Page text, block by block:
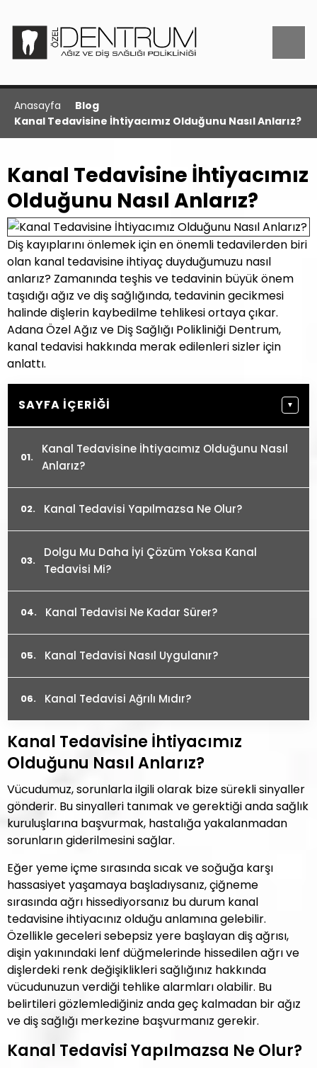
Anasayfa
Blog
Kanal Tedavisine İhtiyacımız Olduğunu Nasıl Anlarız?
Kanal Tedavisine İhtiyacımız
Olduğunu Nasıl Anlarız?
Diş kayıplarını önlemek için en önemli tedavilerden biri
olan kanal tedavisine ihtiyaç duyduğumuzu nasıl
anlarız? Zamanında teşhis ve tedavinin büyük önem
taşıdığı ağız ve diş sağlığında, tedavinin gecikmesi
halinde dişlerin kaybedilme tehlikesi ortaya çıkar.
Adana Özel Ağız ve Diş Sağlığı Polikliniği Dentrum,
kanal tedavisi hakkında merak edilenleri sizler için
anlattı.
SAYFA İÇERIĞI ▼
Kanal Tedavisine İhtiyacımız Olduğunu Nasıl
Anlarız?
Kanal Tedavisi Yapılmazsa Ne Olur?
Dolgu Mu Daha İyi Çözüm Yoksa Kanal
Tedavisi Mi?
Kanal Tedavisi Ne Kadar Sürer?
Kanal Tedavisi Nasıl Uygulanır?
Kanal Tedavisi Ağrılı Mıdır?
Kanal Tedavisine İhtiyacımız
Olduğunu Nasıl Anlarız?
Vücudumuz, sorunlarla ilgili olarak bize sürekli sinyaller
gönderir. Bu sinyalleri tanımak ve gerektiği anda sağlık
kuruluşlarına başvurmak, hastalığa yakalanmadan
sorunların giderilmesini sağlar.
Eğer yeme içme sırasında sıcak ve soğuğa karşı
hassasiyet yaşamaya başladıysanız, çiğneme
sırasında ağrı hissediyorsanız bu durum kanal
tedavisine ihtiyacınız olduğu anlamına gelebilir.
Özellikle geceleri sebepsiz yere başlayan diş ağrısı,
dişin yakınındaki lenf düğmelerinde hissedilen ağrı ve
dişlerdeki renk değişiklikleri sağlığınız hakkında
vücudunuzun verdiği tehlike alarmları olabilir. Bu
belirtileri gözlemlediğiniz anda geç kalmadan bir ağız
ve diş sağlığı merkezine başvurmanız gerekir.
Kanal Tedavisi Yapılmazsa Ne Olur?